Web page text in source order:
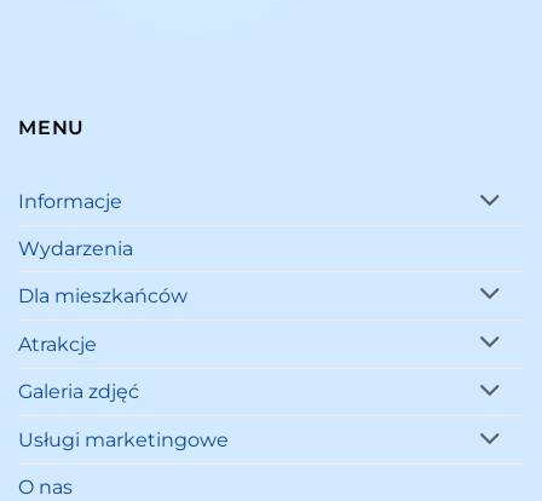
MENU
Informacje
Wydarzenia
Dla mieszkańców
Atrakcje
Galeria zdjęć
Usługi marketingowe
O nas